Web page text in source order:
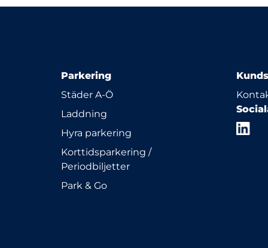
Parkering
Städer A-Ö
Laddning
Hyra parkering
Korttidsparkering /
Periodbiljetter
Park & Go